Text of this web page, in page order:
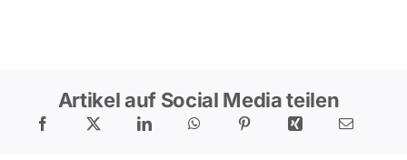
Artikel auf Social Media teilen